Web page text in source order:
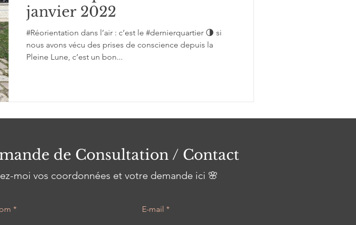
janvier 2022
#Réorientation dans l’air : c’est le #dernierquartier 🌗 si
nous avons vécu des prises de conscience depuis la
Pleine Lune, c’est un bon...
de Consultation / Contact
moi vos coordonnées et votre demande ici 🌸
E-mail